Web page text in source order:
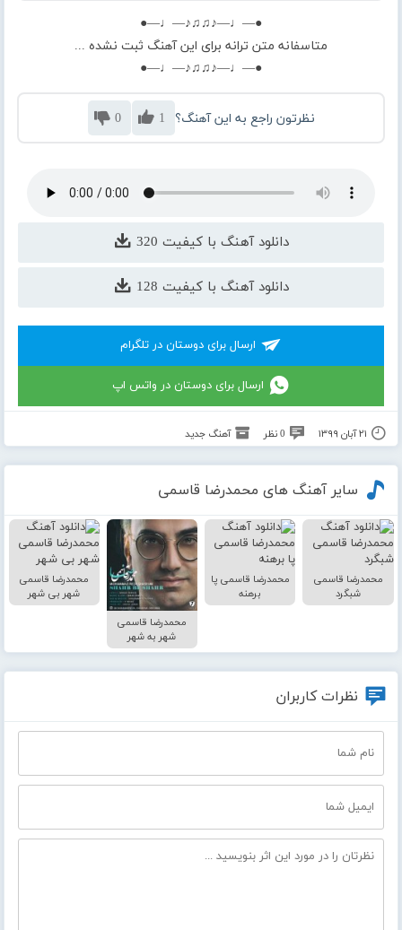
●—♩—♪♫♫♪—♩—●
متاسفانه متن ترانه برای این آهنگ ثبت نشده ...
●—♩—♪♫♫♪—♩—●
نظرتون راجع به این آهنگ؟ 1
0
دانلود آهنگ با کیفیت 320
دانلود آهنگ با کیفیت 128
ارسال برای دوستان در تلگرام
ارسال برای دوستان در واتس اپ
۲۱ آبان ۱۳۹۹ 0 نظر آهنگ جدید
سایر آهنگ های محمدرضا قاسمی
محمدرضا قاسمی
شبگرد
محمدرضا قاسمی پا
برهنه
محمدرضا قاسمی
شهر به شهر
محمدرضا قاسمی
شهر بی شهر
نظرات کاربران